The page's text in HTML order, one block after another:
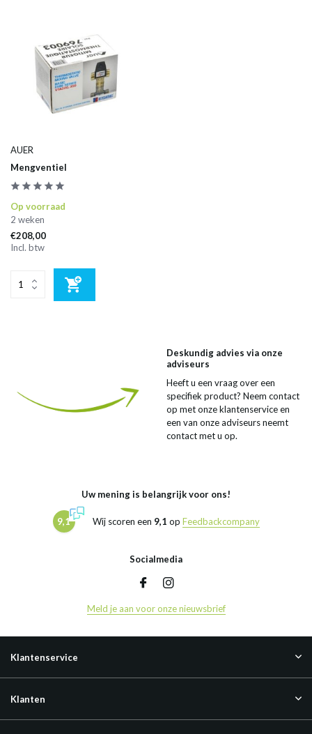
AUER
Mengventiel
Op voorraad
2 weken
€208,00
Incl. btw
Deskundig advies via onze
adviseurs
Heeft u een vraag over een
specifiek product? Neem contact
op met onze klantenservice en
een van onze adviseurs neemt
contact met u op.
Uw mening is belangrijk voor ons!
9,1 Wij scoren een 9,1 op Feedbackcompany
Socialmedia
Meld je aan voor onze nieuwsbrief
Klantenservice
Klanten